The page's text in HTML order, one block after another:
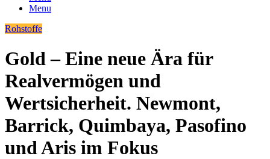
Menu
Rohstoffe
Gold – Eine neue Ära für
Realvermögen und
Wertsicherheit. Newmont,
Barrick, Quimbaya, Pasofino
und Aris im Fokus